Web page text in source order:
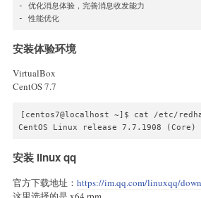
- 优化消息体验，完善消息收发能力
- 性能优化
安装体验环境
VirtualBox
CentOS 7.7
[centos7@localhost ~]$ cat /etc/
CentOS Linux release 7.7.1908 (Core)
安装 linux qq
官方下载地址： https://im.qq.com/linuxqq/